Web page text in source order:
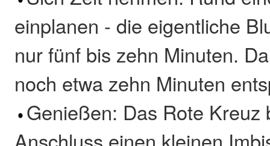
einplanen - die eigentliche
nur fünf bis zehn Minuten.
noch etwa zehn Minuten
Genießen: Das Rote Kreuz